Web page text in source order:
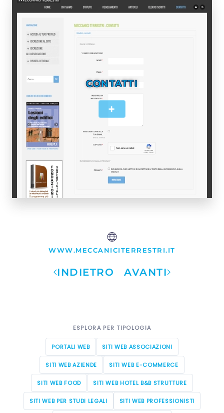
CONTATTI
+
WWW.MECCANICITERRESTRI.IT
INDIETRO AVANTI
ESPLORA PER TIPOLOGIA
PORTALI WEB SITI WEB ASSOCIAZIONI
SITI WEB AZIENDE SITI WEB E-COMMERCE
SITI WEB FOOD SITI WEB HOTEL B&B STRUTTURE
SITI WEB PER STUDI LEGALI SITI WEB PROFESSIONISTI